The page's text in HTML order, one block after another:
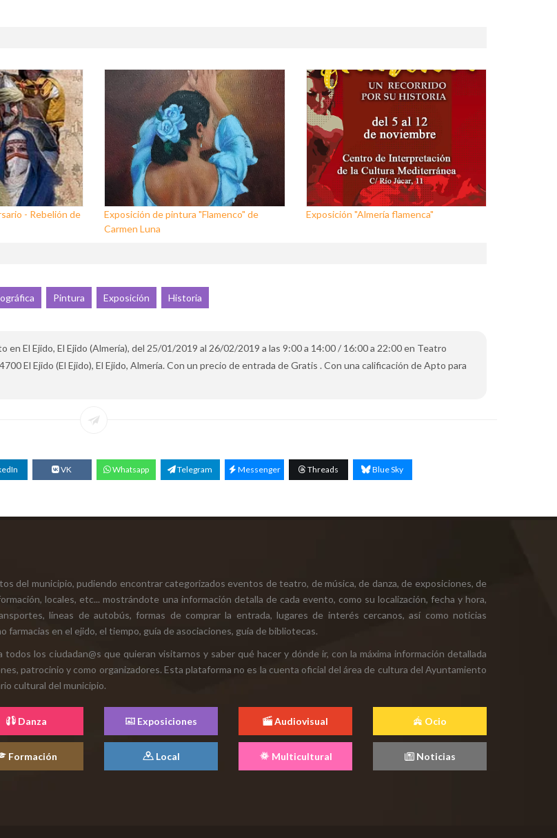
- Rebelión de
Exposición de pintura "Flamenco" de
Carmen Luna
Exposición "Almería flamenca"
Pintura Exposición Historia
El Ejido, El Ejido (Almería), del 25/01/2019 al 26/02/2019 a las 9:00 a 14:00 / 16:00 a 22:00 en Teatro
El Ejido (El Ejido), El Ejido, Almería. Con un precio de entrada de Gratis . Con una calificación de Apto para
VK Whatsapp Telegram Messenger Threads Blue Sky
del municipio, pudiendo encontrar categorizados eventos de teatro, de música, de danza, de exposiciones, de
locales, etc... mostrándote una información detalla de cada evento, como su localización, fecha y hora,
líneas de autobús, formas de comprar la entrada, lugares de interés cercanos, así como noticias
en el ejido, el tiempo, guía de asociaciones, guía de bibliotecas.
los ciudadan@s que quieran visitarnos y saber qué hacer y dónde ir, con la máxima información detallada
patrocinio y como organizadores. Esta plataforma no es la cuenta oficial del área de cultura del Ayuntamiento
cultural del municipio.
Danza Exposiciones Audiovisual Ocio
Formación Local Multicultural Noticias